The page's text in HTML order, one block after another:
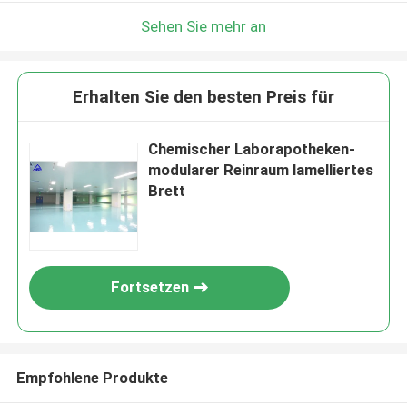
Sehen Sie mehr an
Erhalten Sie den besten Preis für
Chemischer Laborapotheken-
modularer Reinraum lamelliertes
Brett
Fortsetzen
Empfohlene Produkte